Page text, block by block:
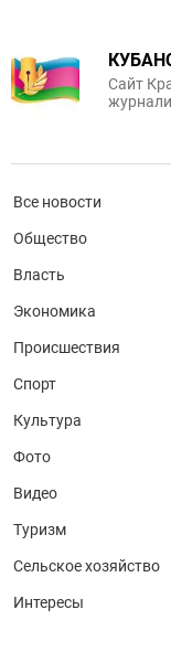
Сайт
Все новости
Общество
Власть
Экономика
Происшествия
Спорт
Культура
Фото
Видео
Туризм
Сельское хозяйство
Интересы